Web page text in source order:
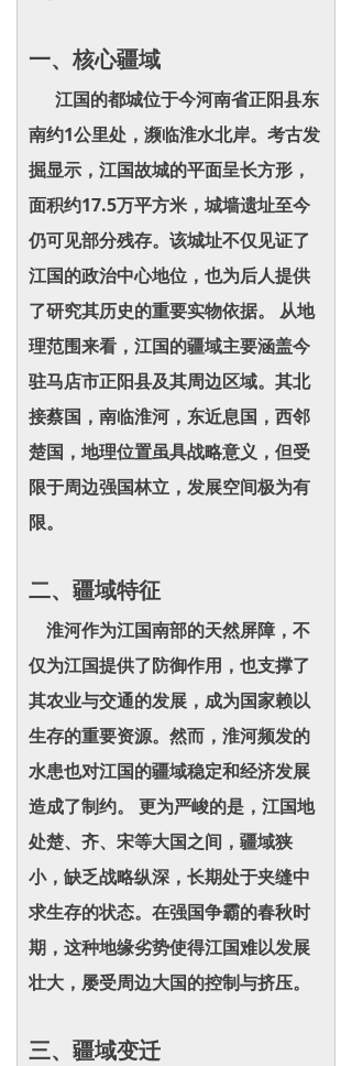
一、核心疆域
江国的都城位于今河南省正阳县东
南约1公里处，濒临淮水北岸。考古发
掘显示，江国故城的平面呈长方形，
面积约17.5万平方米，城墙遗址至今
仍可见部分残存。该城址不仅见证了
江国的政治中心地位，也为后人提供
了研究其历史的重要实物依据。 从地
理范围来看，江国的疆域主要涵盖今
驻马店市正阳县及其周边区域。其北
接蔡国，南临淮河，东近息国，西邻
楚国，地理位置虽具战略意义，但受
限于周边强国林立，发展空间极为有
限。
二、疆域特征
淮河作为江国南部的天然屏障，不
仅为江国提供了防御作用，也支撑了
其农业与交通的发展，成为国家赖以
生存的重要资源。然而，淮河频发的
水患也对江国的疆域稳定和经济发展
造成了制约。 更为严峻的是，江国地
处楚、齐、宋等大国之间，疆域狭
小，缺乏战略纵深，长期处于夹缝中
求生存的状态。在强国争霸的春秋时
期，这种地缘劣势使得江国难以发展
壮大，屡受周边大国的控制与挤压。
三、疆域变迁